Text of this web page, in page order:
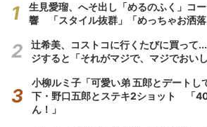
生見愛瑠、へそ出し「めるのふく」コ
響 「スタイル抜群」「めっちゃお洒落
辻希美、コストコに行くたびに買っ
ジすると「それがマジで、マジでおい
小柳ルミ子「可愛い弟 五郎とデートし
下・野口五郎とステキ2ショット 「
ん！」